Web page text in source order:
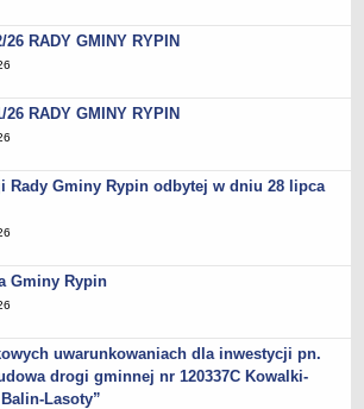
i petycje
- obowiązek meldunkowy
publicznej
gospodarczej
Fundusz alimentacyjny
RADY GMINY RYPIN
RADY GMINY RYPIN
Rady Gminy Rypin odbytej w dniu 28 lipca
Gminy Rypin
uwarunkowaniach dla inwestycji pn.
drogi gminnej nr 120337C Kowalki-
Lasoty”